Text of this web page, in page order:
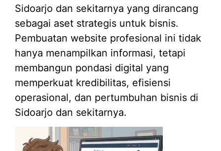
Sidoarjo dan sekitarnya yang dirancang
sebagai aset strategis untuk bisnis.
Pembuatan website profesional ini tidak
hanya menampilkan informasi, tetapi
membangun pondasi digital yang
memperkuat kredibilitas, efisiensi
operasional, dan pertumbuhan bisnis di
Sidoarjo dan sekitarnya.